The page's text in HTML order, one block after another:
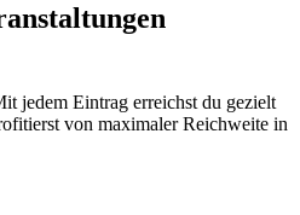
jedem Eintrag erreichst du gezielt
von maximaler Reichweite in